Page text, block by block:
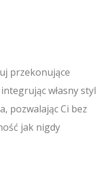
przekonujące
własny styl
pozwalając Ci bez
jak nigdy